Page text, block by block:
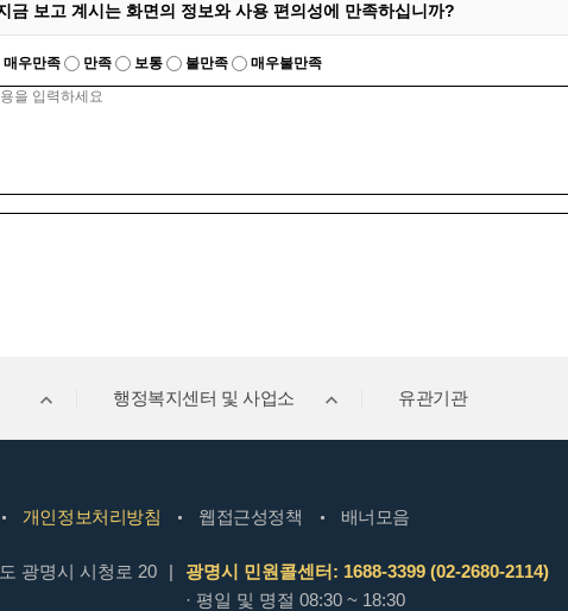
금 보고 계시는 화면의 정보와 사용 편의성에 만족하십니까?
매우만족 만족 보통 불만족 매우불만족
행정복지센터 및 사업소 유관기관
개인정보처리방침 웹접근성정책 배너모음
광명시 시청로 20 |
광명시 민원콜센터: 1688-3399 (02-2680-2114)
· 평일 및 명절 08:30 ~ 18:30